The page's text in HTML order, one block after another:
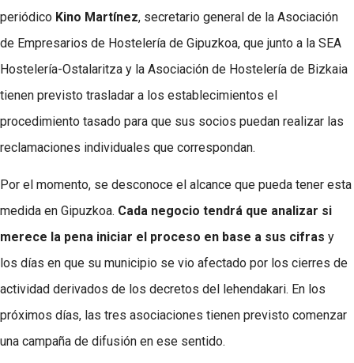
periódico Kino Martínez, secretario general de la Asociación
de Empresarios de Hostelería de Gipuzkoa, que junto a la SEA
Hostelería-Ostalaritza y la Asociación de Hostelería de Bizkaia
tienen previsto trasladar a los establecimientos el
procedimiento tasado para que sus socios puedan realizar las
reclamaciones individuales que correspondan.
Por el momento, se desconoce el alcance que pueda tener esta
medida en Gipuzkoa. Cada negocio tendrá que analizar si
merece la pena iniciar el proceso en base a sus cifras y
los días en que su municipio se vio afectado por los cierres de
actividad derivados de los decretos del lehendakari. En los
próximos días, las tres asociaciones tienen previsto comenzar
una campaña de difusión en ese sentido.